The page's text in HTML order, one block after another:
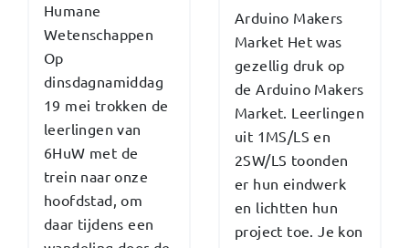
Humane
Wetenschappen
Op
dinsdagnamiddag
19 mei trokken de
leerlingen van
6HuW met de
trein naar onze
hoofdstad, om
daar tijdens een
Arduino Makers
Market Het was
gezellig druk op
de Arduino Makers
Market. Leerlingen
uit 1MS/LS en
2SW/LS toonden
er hun eindwerk
en lichtten hun
project toe. Je kon